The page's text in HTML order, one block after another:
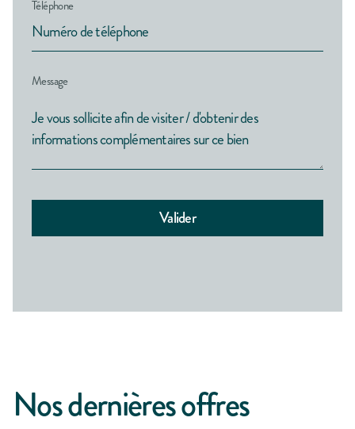
Téléphone
Message
Nos dernières offres